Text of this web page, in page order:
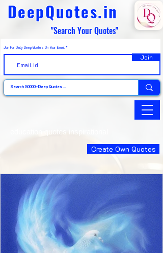
DeepQuotes.in
"Search Your Quotes"
Join For Daily Deep Quotes On Your Email
Join
education quotes inspirational
Create Own Quotes